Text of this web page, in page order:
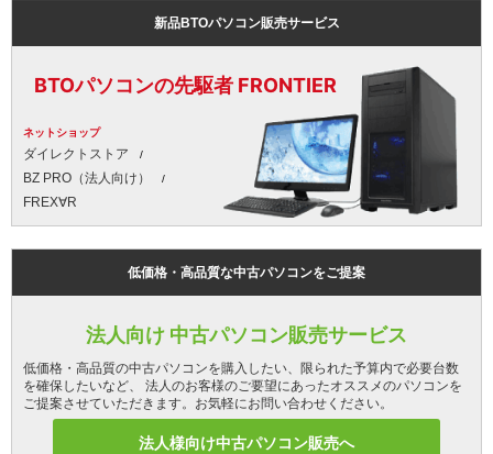
新品BTOパソコン販売サービス
BTOパソコンの先駆者 FRONTIER
ネットショップ
ダイレクトストア
BZ PRO（法人向け）
FREX∀R
低価格・高品質な中古パソコンをご提案
法人向け 中古パソコン販売サービス
低価格・高品質の中古パソコンを購入したい、限られた予算内で必要台数
を確保したいなど、 法人のお客様のご要望にあったオススメのパソコンを
ご提案させていただきます。お気軽にお問い合わせください。
法人様向け中古パソコン販売へ